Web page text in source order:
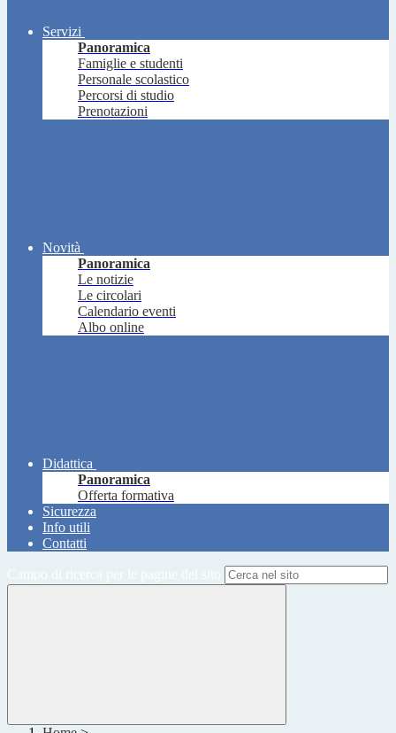
Servizi
Panoramica
Famiglie e studenti
Personale scolastico
Percorsi di studio
Prenotazioni
Novità
Panoramica
Le notizie
Le circolari
Calendario eventi
Albo online
Didattica
Panoramica
Offerta formativa
Sicurezza
Info utili
Contatti